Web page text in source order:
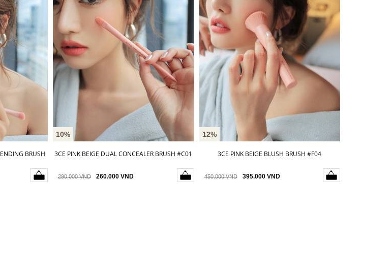
BRUSH
10%
3CE PINK BEIGE DUAL CONCEALER BRUSH #C01
290.000 VND 260.000 VND
12%
3CE PINK BEIGE BLUSH BRUSH #F04
450.000 VND 395.000 VND